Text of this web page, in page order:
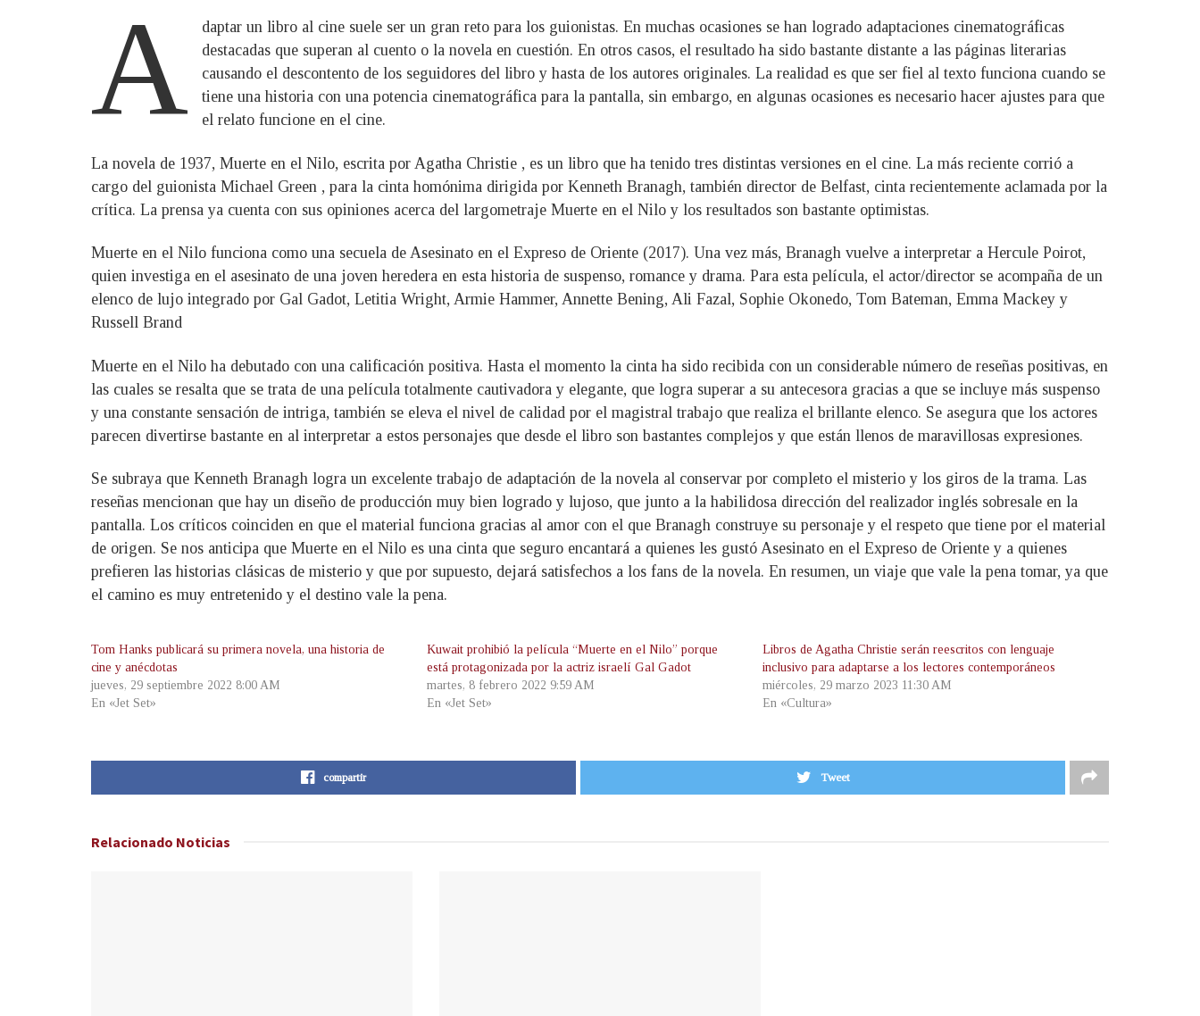
A
daptar un libro al cine suele ser un gran reto para los guionistas. En muchas ocasiones se han logrado adaptaciones cinematográficas
destacadas que superan al cuento o la novela en cuestión. En otros casos, el resultado ha sido bastante distante a las páginas literarias
causando el descontento de los seguidores del libro y hasta de los autores originales. La realidad es que ser fiel al texto funciona cuando se
tiene una historia con una potencia cinematográfica para la pantalla, sin embargo, en algunas ocasiones es necesario hacer ajustes para que
el relato funcione en el cine.
La novela de 1937, Muerte en el Nilo, escrita por Agatha Christie , es un libro que ha tenido tres distintas versiones en el cine. La más reciente corrió a
cargo del guionista Michael Green , para la cinta homónima dirigida por Kenneth Branagh, también director de Belfast, cinta recientemente aclamada por la
crítica. La prensa ya cuenta con sus opiniones acerca del largometraje Muerte en el Nilo y los resultados son bastante optimistas.
Muerte en el Nilo funciona como una secuela de Asesinato en el Expreso de Oriente (2017). Una vez más, Branagh vuelve a interpretar a Hercule Poirot,
quien investiga en el asesinato de una joven heredera en esta historia de suspenso, romance y drama. Para esta película, el actor/director se acompaña de un
elenco de lujo integrado por Gal Gadot, Letitia Wright, Armie Hammer, Annette Bening, Ali Fazal, Sophie Okonedo, Tom Bateman, Emma Mackey y
Russell Brand
Muerte en el Nilo ha debutado con una calificación positiva. Hasta el momento la cinta ha sido recibida con un considerable número de reseñas positivas, en
las cuales se resalta que se trata de una película totalmente cautivadora y elegante, que logra superar a su antecesora gracias a que se incluye más suspenso
y una constante sensación de intriga, también se eleva el nivel de calidad por el magistral trabajo que realiza el brillante elenco. Se asegura que los actores
parecen divertirse bastante en al interpretar a estos personajes que desde el libro son bastantes complejos y que están llenos de maravillosas expresiones.
Se subraya que Kenneth Branagh logra un excelente trabajo de adaptación de la novela al conservar por completo el misterio y los giros de la trama. Las
reseñas mencionan que hay un diseño de producción muy bien logrado y lujoso, que junto a la habilidosa dirección del realizador inglés sobresale en la
pantalla. Los críticos coinciden en que el material funciona gracias al amor con el que Branagh construye su personaje y el respeto que tiene por el material
de origen. Se nos anticipa que Muerte en el Nilo es una cinta que seguro encantará a quienes les gustó Asesinato en el Expreso de Oriente y a quienes
prefieren las historias clásicas de misterio y que por supuesto, dejará satisfechos a los fans de la novela. En resumen, un viaje que vale la pena tomar, ya que
el camino es muy entretenido y el destino vale la pena.
Tom Hanks publicará su primera novela, una historia de
cine y anécdotas
jueves, 29 septiembre 2022 8:00 AM
En «Jet Set»
Kuwait prohibió la película “Muerte en el Nilo” porque
está protagonizada por la actriz israelí Gal Gadot
martes, 8 febrero 2022 9:59 AM
En «Jet Set»
Libros de Agatha Christie serán reescritos con lenguaje
inclusivo para adaptarse a los lectores contemporáneos
miércoles, 29 marzo 2023 11:30 AM
En «Cultura»
compartir Tweet
Relacionado Noticias